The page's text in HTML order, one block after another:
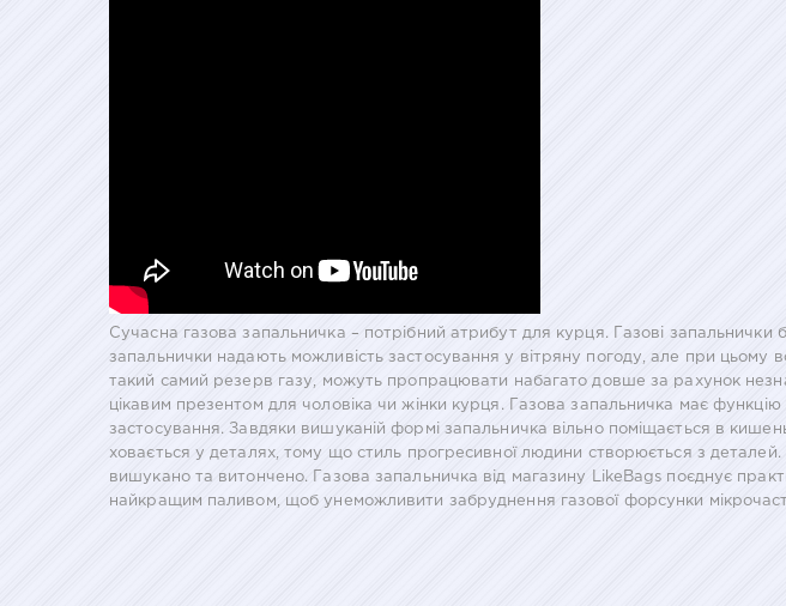
Сучасна газова запальничка – потрібний атрибут для курця. Газові запальнички
запальнички надають можливість застосування у вітряну погоду, але при цьому
такий самий резерв газу, можуть пропрацювати набагато довше за рахунок
цікавим презентом для чоловіка чи жінки курця. Газова запальничка має
застосування. Завдяки вишуканій формі запальничка вільно поміщається в
ховається у деталях, тому що стиль прогресивної людини створюється з
вишукано та витончено. Газова запальничка від магазину LikeBags поєднує
найкращим паливом, щоб унеможливити забруднення газової форсунки